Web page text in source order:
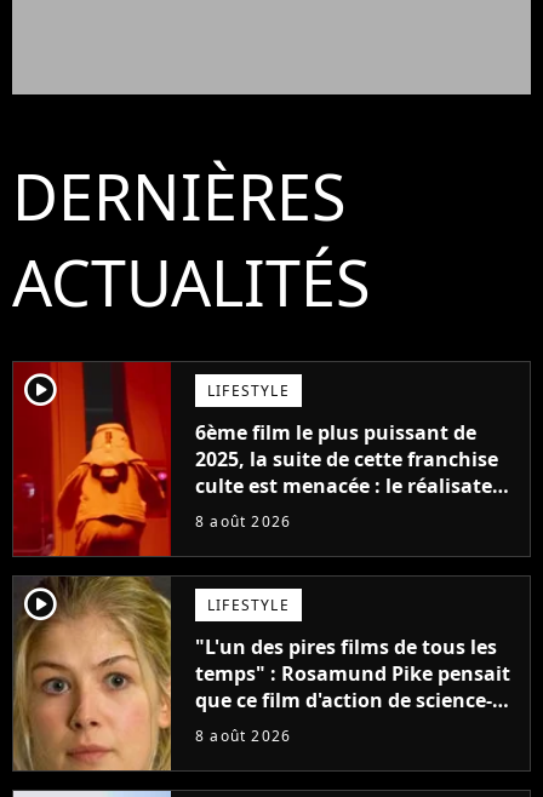
DERNIÈRES
ACTUALITÉS
player2 LIFESTYLE
6ème film le plus puissant de
2025, la suite de cette franchise
culte est menacée : le réalisateur
claque la porte pour "différends
8 août 2026
player2 LIFESTYLE
"L'un des pires films de tous les
temps" : Rosamund Pike pensait
que ce film d'action de science-
fiction avec Dwayne Johnson
8 août 2026